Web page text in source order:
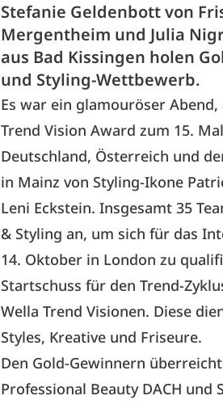
Stefanie Geldenbott von
Mergentheim und Julia
aus Bad Kissingen holen
und Styling-Wettbewerb.
Es war ein glamouröser
Trend Vision Award zum 15.
Deutschland, Österreich und
in Mainz von Styling-Ikone
Leni Eckstein. Insgesamt 35
& Styling an, um sich für das
14. Oktober in London zu
Startschuss für den Trend-
Wella Trend Visionen. Diese
Styles, Kreative und Friseure.
Den Gold-Gewinnern
Professional Beauty DACH und